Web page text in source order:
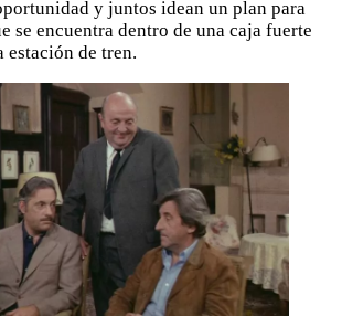
y juntos idean un plan para
se encuentra dentro de una caja fuerte
estación de tren.